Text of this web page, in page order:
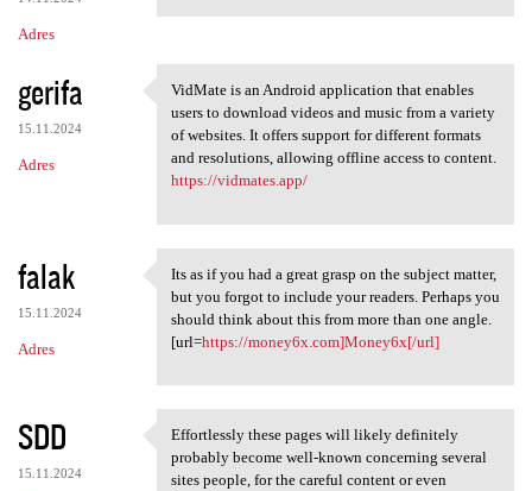
Adres
gerifa
15.11.2024
Adres
VidMate is an Android
VidMate is an Android application that enables
users to download videos and music from a variety
of websites. It offers support for different formats
and resolutions, allowing offline access to content.
https://vidmates.app/
falak
15.11.2024
Adres
Its as if you had a great
Its as if you had a great grasp on the subject matter,
but you forgot to include your readers. Perhaps you
should think about this from more than one angle.
[url=https://money6x.com]Money6x[/url]
SDD
15.11.2024
Effortlessly these pages will
Effortlessly these pages will likely definitely
probably become well-known concerning several
sites people, for the careful content or even